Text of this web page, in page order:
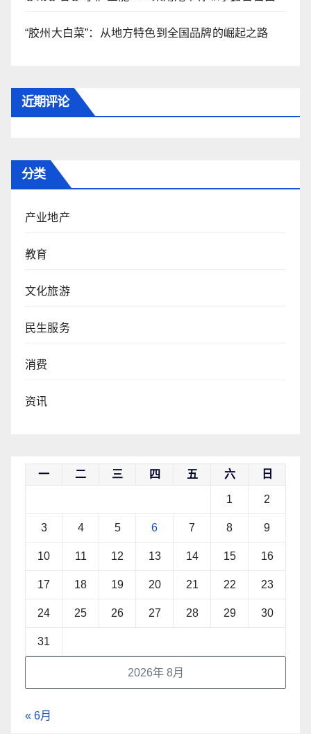
“胶州大白菜”：从地方特色到全国品牌的崛起之路
近期评论
分类
产业地产
教育
文化旅游
民生服务
消费
资讯
2026年 8月
一 二 三 四 五 六 日
1 2
3 4 5 6 7 8 9
10 11 12 13 14 15 16
17 18 19 20 21 22 23
24 25 26 27 28 29 30
31
« 6月